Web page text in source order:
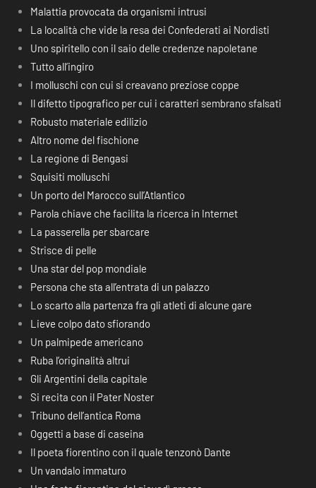
Malattia provocata da organismi intrusi
La località che vide la resa dei Confederati ai Nordisti
Uno spiritello con il saio delle credenze napoletane
Tutto all’ingiro
I molluschi con cui si creavano preziose coppe
Il difetto tipografico per cui i caratteri sembrano sfalsati
Robusto materiale edilizio
Altro nome del fischione
La regione di Bengasi
Squisiti molluschi
Un porto del Marocco sull’Atlantico
Parola chiave che facilita la ricerca in Internet
La passerella per sbarcare
Strisce di pelle
Una star del pop mondiale
Persona che sta all’entrata di un palazzo
Lo scarto alla partenza fra gli atleti di alcune gare
Lieve colpo dato sfiorando
Un palmipede americano
Ruba l’originalità altrui
Gli Argentini della capitale
Si recita con il Pater Noster
Tribuno dell’antica Roma
Oggetti a base di caseina
Il poeta fiorentino con il quale tenzonò Dante
Un vandalo immaturo